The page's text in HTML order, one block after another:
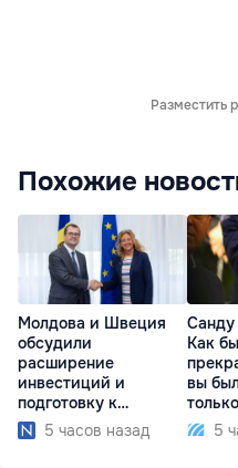
Разместить
Похожие
Молдова и Швеция
обсудили
расширение
инвестиций и
подготовку к
отопительному
сезону
5 часов назад
Как
вы
5